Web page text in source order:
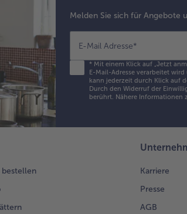
Melden Sie sich für Angebote
E-Mail Adresse*
*Mit einem Klick auf „Jetzt
E-Mail-Adresse verarbeitet
kann jederzeit durch Klick auf
Durch den Widerruf der
berührt. Nähere Informationen
Karriere
Presse
AGB